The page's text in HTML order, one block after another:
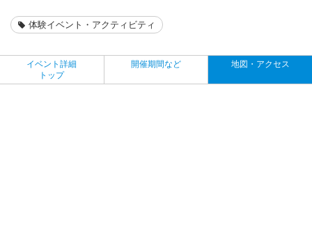
体験イベント・アクティビティ
イベント詳細
トップ
開催期間など 地図・アクセス